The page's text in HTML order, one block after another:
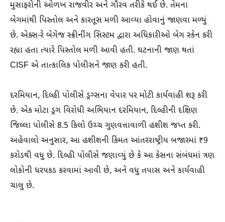
મુસાફરોની ઓળખ રાજવીર અને ગૌરવ તરીકે થઈ છે. તેમના
બેગમાંથી પિસ્તોલ અને કારતૂસ મળી આવ્યા હોવાનું જાણવા મળ્યું
છે. એક્સ-રે બેગેજ સ્ક્રીનીંગ સિસ્ટમ દ્વારા અધિકારીઓ બેગ સ્કેન કરી
રહ્યા હતા ત્યારે પિસ્તોલ મળી આવી હતી. ઘટનાની જાણ થતાં
CISF એ તાત્કાલિક પોલીસને જાણ કરી હતી.
દરમિયાન, દિલ્હી પોલીસે ડ્રગ્સના વેપાર પર મોટી કાર્યવાહી શરૂ કરી
છે. એક મોટા ડ્રગ વિરોધી અભિયાન દરમિયાન, દિલ્હીની દક્ષિણ
જિલ્લા પોલીસે 8.5 કિલો ઉચ્ચ ગુણવત્તાવાળી હશીશ જપ્ત કરી.
અહેવાલો અનુસાર, આ હશીશની કિંમત આંતરરાષ્ટ્રીય બજારમાં ₹9
કરોડથી વધુ છે. દિલ્હી પોલીસે જણાવ્યું છે કે આ કેસના સંબંધમાં ત્રણ
લોકોની ધરપકડ કરવામાં આવી છે, અને વધુ તપાસ અને કાર્યવાહી
ચાલુ છે.